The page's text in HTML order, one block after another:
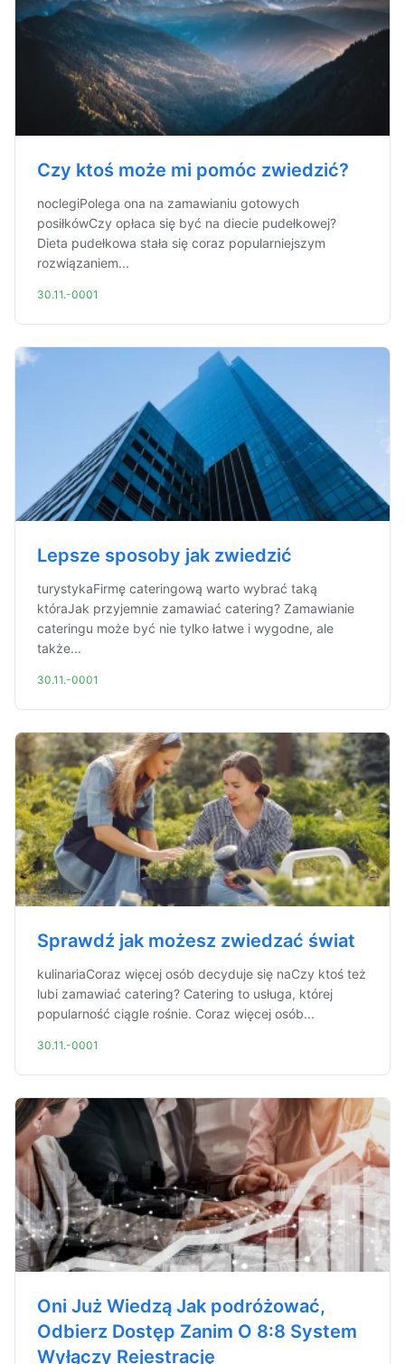
Czy ktoś może mi pomóc zwiedzić?
noclegiPolega ona na zamawianiu gotowych
posiłkówCzy opłaca się być na diecie pudełkowej?
Dieta pudełkowa stała się coraz popularniejszym
rozwiązaniem...
30.11.-0001
Lepsze sposoby jak zwiedzić
turystykaFirmę cateringową warto wybrać taką
któraJak przyjemnie zamawiać catering? Zamawianie
cateringu może być nie tylko łatwe i wygodne, ale
także...
30.11.-0001
Sprawdź jak możesz zwiedzać świat
kulinariaCoraz więcej osób decyduje się naCzy ktoś też
lubi zamawiać catering? Catering to usługa, której
popularność ciągle rośnie. Coraz więcej osób...
30.11.-0001
Oni Już Wiedzą Jak podróżować,
Odbierz Dostęp Zanim O 8:8 System
Wyłączy Rejestrację